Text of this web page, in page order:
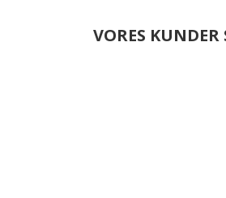
VORES KUNDER